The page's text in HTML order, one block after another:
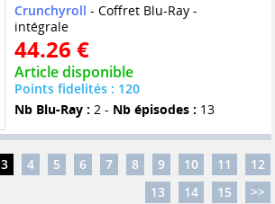
Crunchyroll - Coffret Blu-Ray -
intégrale
44.26 €
Article disponible
Points fidelités : 120
Nb Blu-Ray : 2 - Nb épisodes : 13
3 4 5 6 7 8 9 10 11
12
13
14 15 >>